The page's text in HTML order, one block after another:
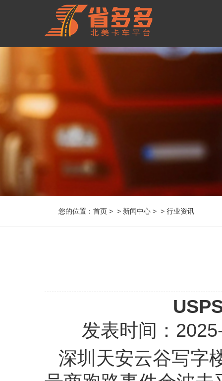
您的位置： 首页 > > 新闻中心 > > 行业资讯
发表时间：
深圳天安云谷写字